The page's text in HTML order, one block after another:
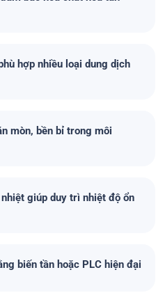
hợp nhiều loại dung dịch
mòn, bền bỉ trong môi
giúp duy trì nhiệt độ ổn
biến tần hoặc PLC hiện đại